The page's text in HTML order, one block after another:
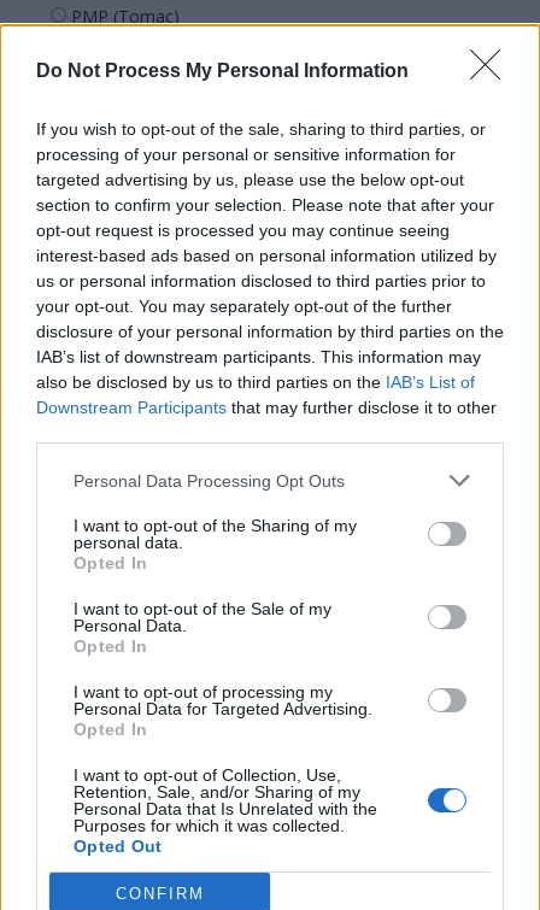
Do Not Process My Personal Information
If you wish to opt-out of the sale, sharing to third parties, or
processing of your personal or sensitive information for
targeted advertising by us, please use the below opt-out
section to confirm your selection. Please note that after your
opt-out request is processed you may continue seeing
interest-based ads based on personal information utilized by
us or personal information disclosed to third parties prior to
your opt-out. You may separately opt-out of the further
disclosure of your personal information by third parties on the
IAB’s list of downstream participants. This information may
also be disclosed by us to third parties on the IAB’s List of
Downstream Participants that may further disclose it to other
Personal Data Processing Opt Outs
I want to opt-out of the Sharing of my
personal data.
Opted In
I want to opt-out of the Sale of my
Personal Data.
Opted In
I want to opt-out of processing my
Personal Data for Targeted Advertising.
Opted In
I want to opt-out of Collection, Use,
Retention, Sale, and/or Sharing of my
Personal Data that Is Unrelated with the
Purposes for which it was collected.
Opted Out
CONFIRM
PMP (Tomac)
REPER
SENS
SOS (Șoșoacă)
POT (Gavrilă)
PACE (Peia)
Acțiunea Conservatoare (Târziu)
PDF (Lazarus)
PUSL (D. Voiculescu)
PNȚCD (Pavelescu)
PNCR (Terheș)
Partidul Patrioților (Surugiu)
FAR (Coarnă)
România pe Primul Loc (Ponta)
Arată rezultatele
Arhiva sondajelor